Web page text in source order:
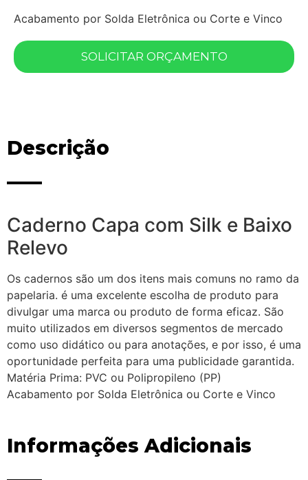
SOLICITAR ORÇAMENTO
Acabamento por Solda Eletrônica ou Corte e Vinco
Descrição
Caderno Capa com Silk e Baixo
Relevo
Os cadernos são um dos itens mais comuns no ramo da
papelaria. é uma excelente escolha de produto para
divulgar uma marca ou produto de forma eficaz. São
muito utilizados em diversos segmentos de mercado
como uso didático ou para anotações, e por isso, é uma
oportunidade perfeita para uma publicidade garantida.
Matéria Prima: PVC ou Polipropileno (PP)
Acabamento por Solda Eletrônica ou Corte e Vinco
Informações Adicionais